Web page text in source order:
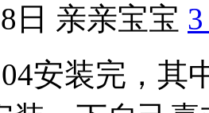
日 亲亲宝宝
安装完，